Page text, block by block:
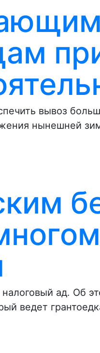
вывоз
нынешней
налоговый ад. Об
ведет